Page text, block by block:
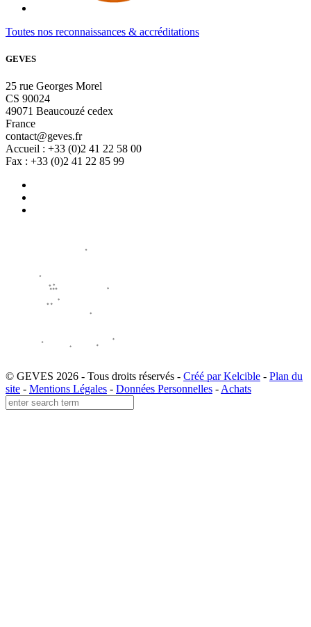
Toutes nos reconnaissances & accréditations
GEVES
25 rue Georges Morel
CS 90024
49071 Beaucouzé cedex
France
contact@geves.fr
Accueil : +33 (0)2 41 22 58 00
Fax : +33 (0)2 41 22 85 99
© GEVES 2026 - Tous droits réservés - Créé par Kelcible - Plan du
site - Mentions Légales - Données Personnelles - Achats